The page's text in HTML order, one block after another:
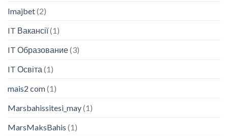
Imajbet(2)
IT Вакансії(1)
IT Образование(3)
IT Освіта (1)
mais2 com(1)
Marsbahissitesi_may(1)
MarsMaksBahis (1)